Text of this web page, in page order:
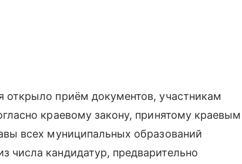
открыло приём документов, участникам
краевому закону, принятому краевым
всех муниципальных образований
числа кандидатур, предварительно